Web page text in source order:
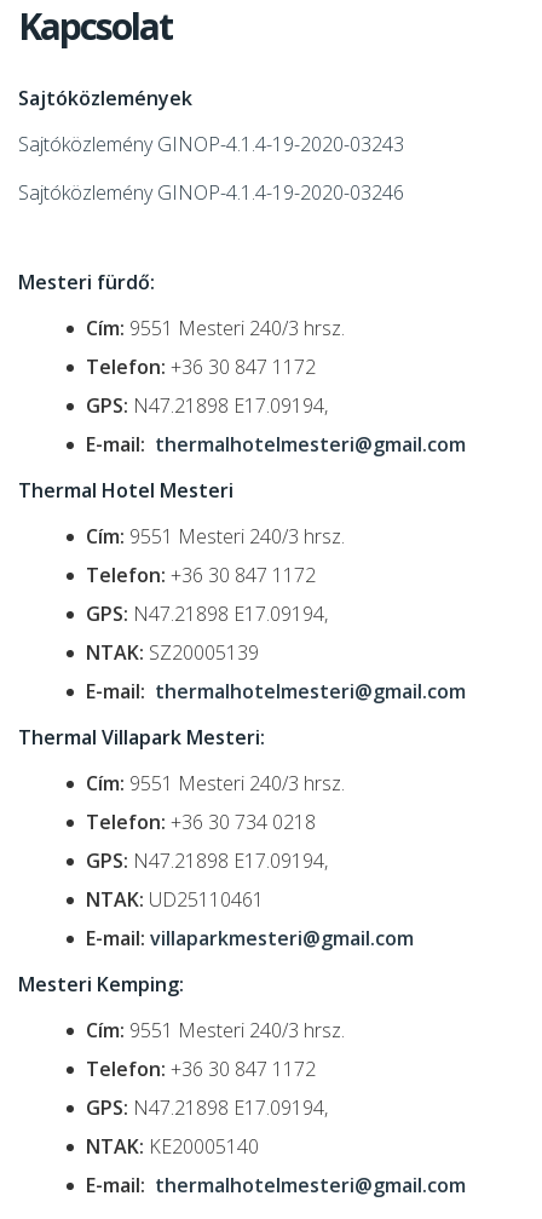
Kapcsolat
Sajtóközlemények
Sajtóközlemény GINOP-4.1.4-19-2020-03243
Sajtóközlemény GINOP-4.1.4-19-2020-03246
Mesteri fürdő:
Cím: 9551 Mesteri 240/3 hrsz.
Telefon: +36 30 847 1172
GPS: N47.21898 E17.09194,
E-mail: thermalhotelmesteri@gmail.com
Thermal Hotel Mesteri
Cím: 9551 Mesteri 240/3 hrsz.
Telefon: +36 30 847 1172
GPS: N47.21898 E17.09194,
NTAK: SZ20005139
E-mail: thermalhotelmesteri@gmail.com
Thermal Villapark Mesteri:
Cím: 9551 Mesteri 240/3 hrsz.
Telefon: +36 30 734 0218
GPS: N47.21898 E17.09194,
NTAK: UD25110461
E-mail: villaparkmesteri@gmail.com
Mesteri Kemping:
Cím: 9551 Mesteri 240/3 hrsz.
Telefon: +36 30 847 1172
GPS: N47.21898 E17.09194,
NTAK: KE20005140
E-mail: thermalhotelmesteri@gmail.com